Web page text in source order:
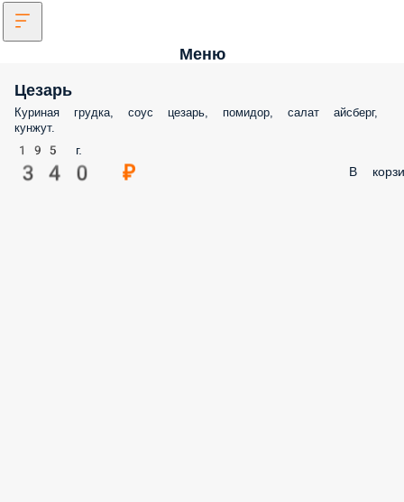
Меню
Цезарь
Куриная грудка, соус цезарь, помидор, салат айсберг,
кунжут.
195 г.
340 ₽ В